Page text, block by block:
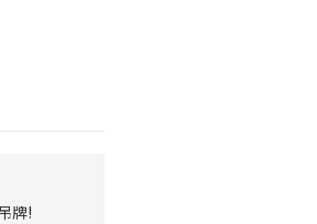
牌!